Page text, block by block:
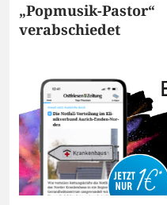
„Popmusik-Pastor“
verabschiedet